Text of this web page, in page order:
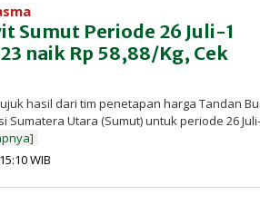
Sumut Periode 26 Juli-1
naik Rp 58,88/Kg, Cek
hasil dari tim penetapan harga Tandan
Sumatera Utara (Sumut) untuk periode 26
WIB
InfoSAWIT